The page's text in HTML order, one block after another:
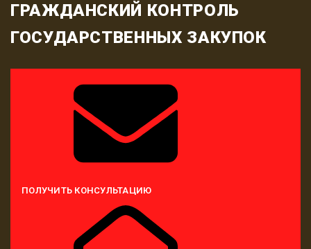
ГРАЖДАНСКИЙ КОНТРОЛЬ
ГОСУДАРСТВЕННЫХ ЗАКУПОК
ПОЛУЧИТЬ КОНСУЛЬТАЦИЮ